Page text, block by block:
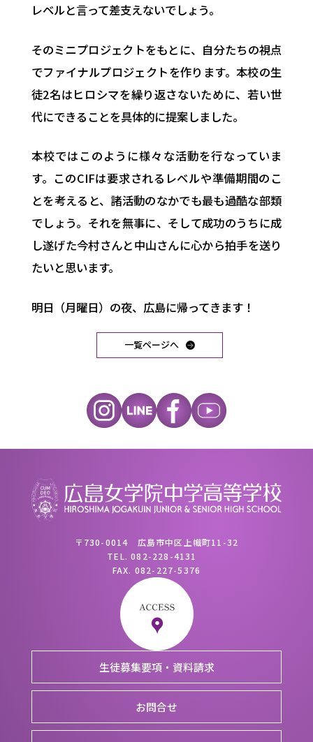
レベルと言って差支えないでしょう。
そのミニプロジェクトをもとに、自分たちの視点
でファイナルプロジェクトを作ります。本校の生
徒2名はヒロシマを繰り返さないために、若い世
代にできることを具体的に提案しました。
本校ではこのように様々な活動を行なっていま
す。このCIFは要求されるレベルや準備期間のこ
とを考えると、諸活動のなかでも最も過酷な部類
でしょう。それを無事に、そして成功のうちに成
し遂げた今村さんと中山さんに心から拍手を送り
たいと思います。
明日（月曜日）の夜、広島に帰ってきます！
一覧ページへ
〒730-0014 広島市中区上幟町11-32
TEL.082-228-4131
FAX. 082-227-5376
生徒募集要項・資料請求
お問合せ